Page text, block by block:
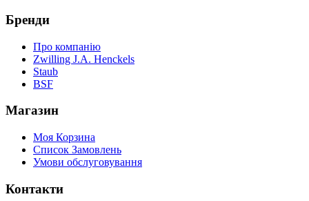
Бренди
Про компанію
Zwilling J.A. Henckels
Staub
BSF
Магазин
Моя Корзина
Список Замовлень
Умови обслуговування
Контакти